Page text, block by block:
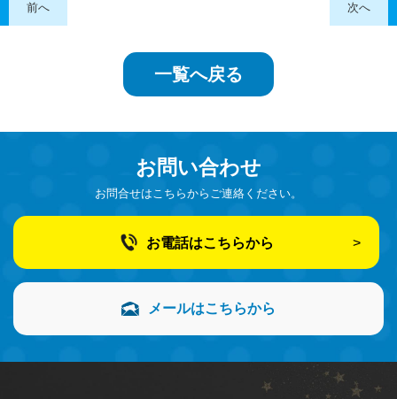
前へ 次へ
一覧へ戻る
お問い合わせ
お問合せはこちらからご連絡ください。
お電話はこちらから
メールはこちらから